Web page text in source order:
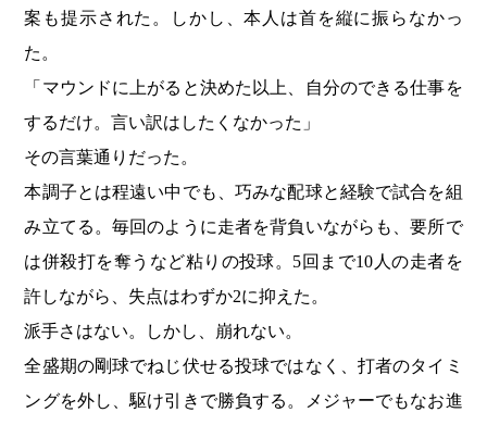
案も提示された。しかし、本人は首を縦に振らなかっ
た。
「マウンドに上がると決めた以上、自分のできる仕事を
するだけ。言い訳はしたくなかった」
その言葉通りだった。
本調子とは程遠い中でも、巧みな配球と経験で試合を組
み立てる。毎回のように走者を背負いながらも、要所で
は併殺打を奪うなど粘りの投球。5回まで10人の走者を
許しながら、失点はわずか2に抑えた。
派手さはない。しかし、崩れない。
全盛期の剛球でねじ伏せる投球ではなく、打者のタイミ
ングを外し、駆け引きで勝負する。メジャーでもなお進